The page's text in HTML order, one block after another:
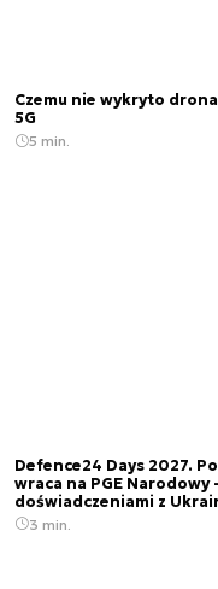
Czemu nie wykryto
5G
5 min.
Defence24 Days 2027.
wraca na PGE Narodowy
doświadczeniami z
3 min.